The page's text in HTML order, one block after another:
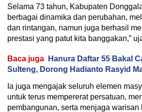
Selama 73 tahun, Kabupaten
berbagai dinamika dan perubahan,
dan rintangan, namun juga berhasil
prestasi yang patut kita banggakan,”
Baca juga
Hanura Daftar 55 Bakal
Sulteng, Dorong Hadianto Rasyid
Ia juga mengajak seluruh elemen
untuk terus mempererat persatuan,
pembangunan, serta menjaga warisan